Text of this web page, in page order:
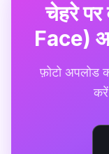
चेहरे
Face)
फ़ोटो अपलोड